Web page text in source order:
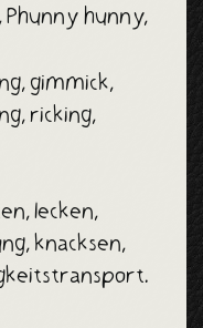
hunny,
gimmick,
ricking,
lecken,
knacksen,